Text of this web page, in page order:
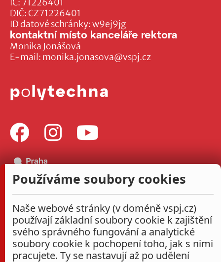
IČ: 71226401
DIČ: CZ71226401
ID datové schránky: w9ej9jg
kontaktní místo kanceláře rektora
Monika Jonášová
E-mail: monika.jonasova@vspj.cz
Používáme soubory cookies
Naše webové stránky (v doméně vspj.cz)
používají základní soubory cookie k zajištění
svého správného fungování a analytické
soubory cookie k pochopení toho, jak s nimi
pracujete. Ty se nastavují až po udělení